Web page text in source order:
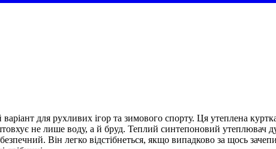
для рухливих ігор та зимового спорту. Ця утеплена
не лише воду, а й бруд. Теплий синтепоновий утеплювач
Він легко відстібнеться, якщо випадково за щось